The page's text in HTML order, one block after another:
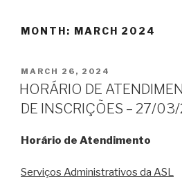
MONTH: MARCH 2024
POSTED
ON
MARCH 26, 2024
HORÁRIO DE
DE INSCRIÇÕES – 27/
Horário de Atendimento
Serviços Administrativos da ASL